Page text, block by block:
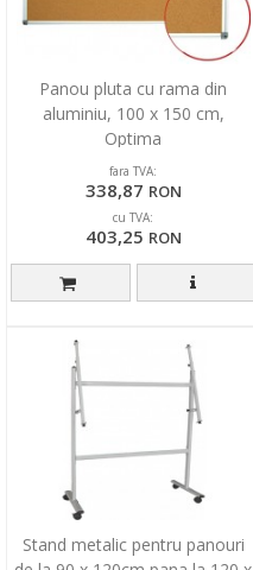
Panou pluta cu rama din
aluminiu, 100 x 150 cm,
Optima
fara TVA:
338,87 RON
cu TVA:
403,25 RON
Stand metalic pentru panouri